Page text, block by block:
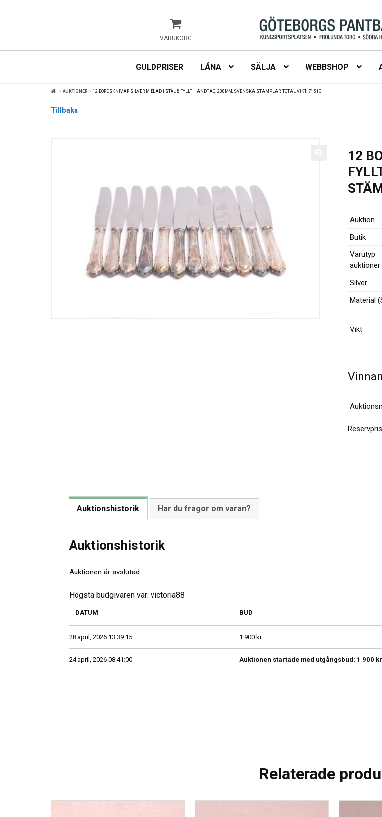
VARUKORG
GULDPRISER LÅNA SÄLJA WEBBSHOP
AUKTIONER 12 BORDSKNIVAR SILVER M BLAD I STÅL & FYLLT HANDTAG, 208MM, SVENSKA STÄMPLAR, TOTAL VIKT: 715,1G
Tillbaka
12
Auktion
Butik
Varutyp
auktioner
Silver
Material
Vikt
Auktionshistorik Har du frågor om varan?
Auktionshistorik
Auktionen är avslutad
Högsta budgivaren var: victoria88
DATUM BUD
28 april, 2026 13:39:15 1 900 kr
24 april, 2026 08:41:00 Auktionen startade med utgångsbud: 1 900 kr
Relaterade